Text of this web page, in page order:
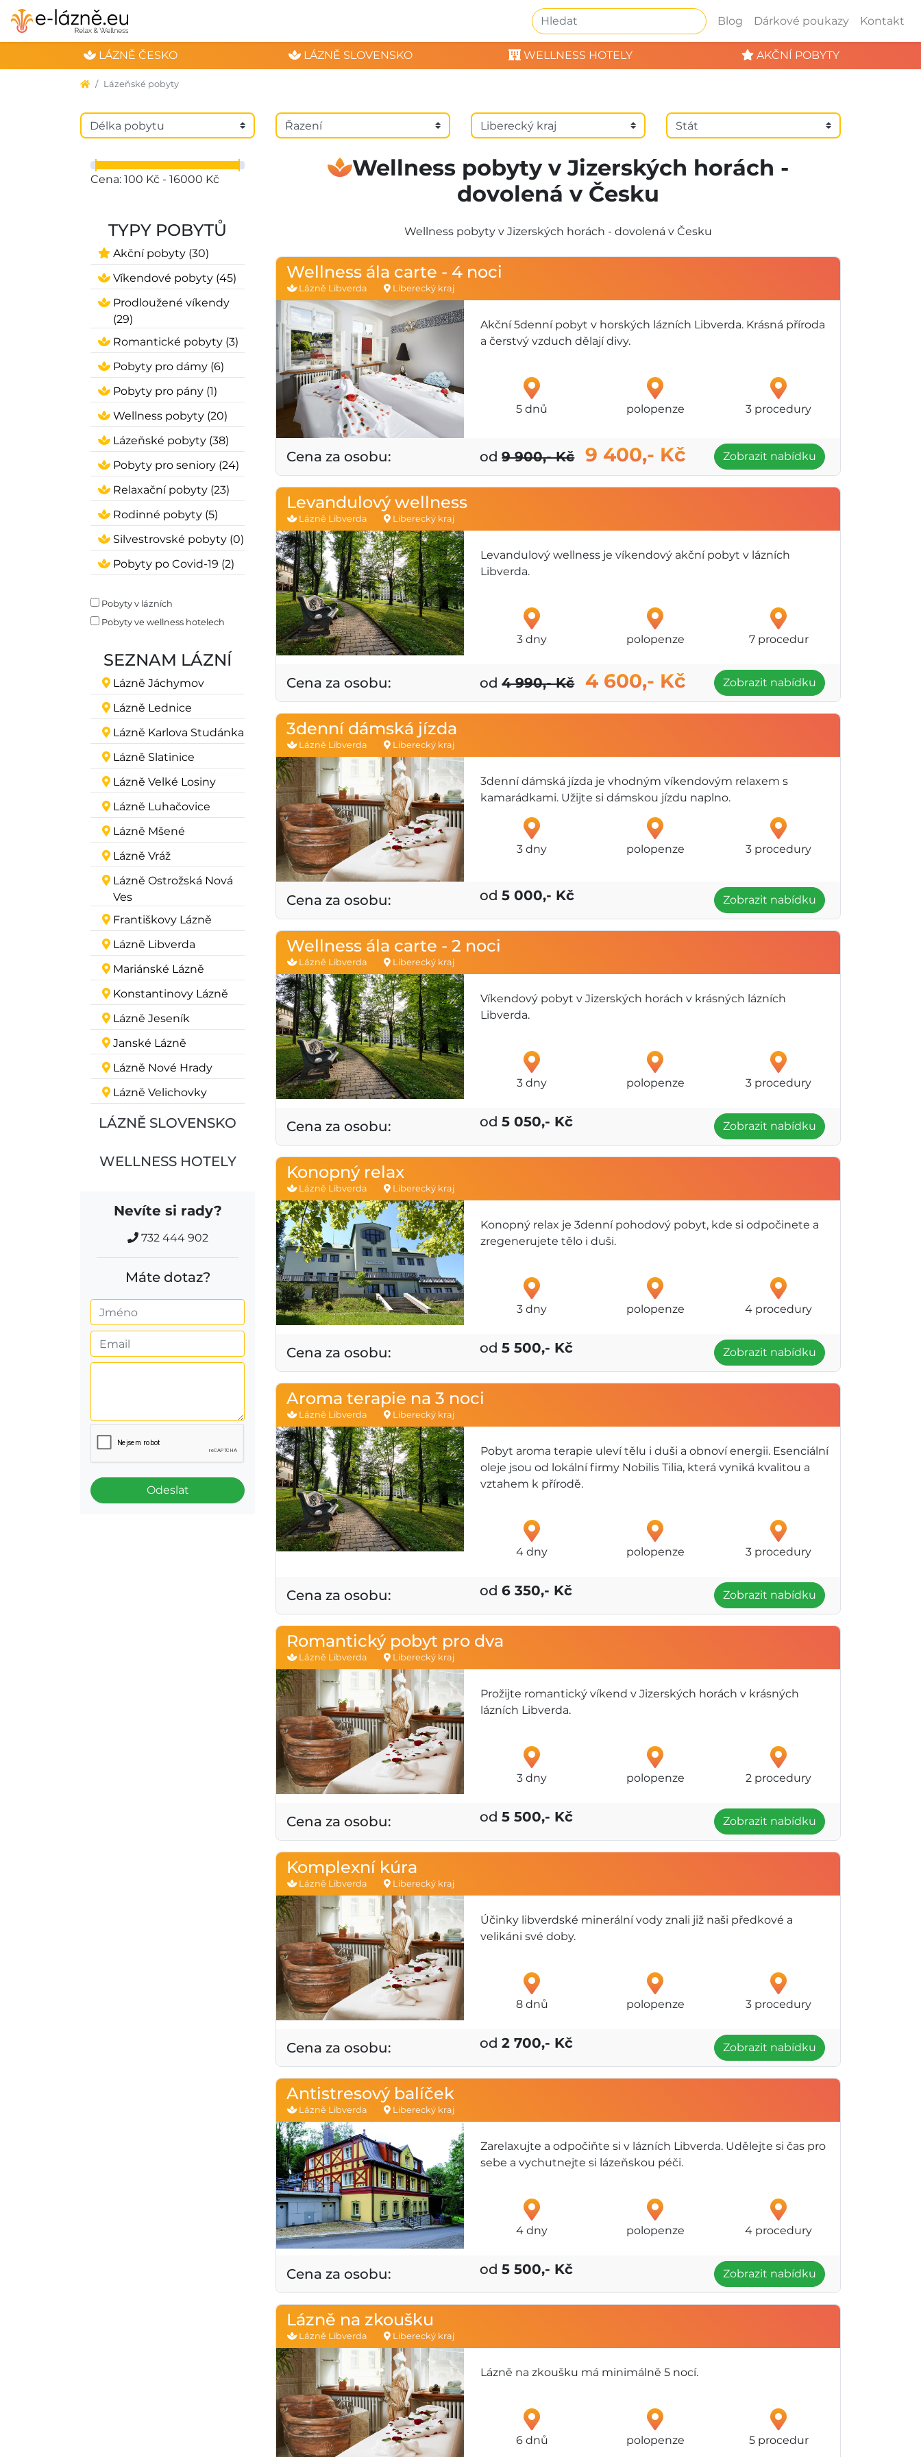
Blog Dárkové poukazy Kontakt
LÁZNĚ ČESKO LÁZNĚ SLOVENSKO WELLNESS HOTELY AKČNÍ POBYTY
Lázeňské pobyty
Cena: 100 Kč - 16000 Kč
TYPY POBYTŮ
Akční pobyty (30)
Víkendové pobyty (45)
Prodloužené víkendy
(29)
Romantické pobyty (3)
Pobyty pro dámy (6)
Pobyty pro pány (1)
Wellness pobyty (20)
Lázeňské pobyty (38)
Pobyty pro seniory (24)
Relaxační pobyty (23)
Rodinné pobyty (5)
Silvestrovské pobyty (0)
Pobyty po Covid-19 (2)
Pobyty v lázních
Pobyty ve wellness hotelech
SEZNAM LÁZNÍ
Lázně Jáchymov
Lázně Lednice
Lázně Karlova Studánka
Lázně Slatinice
Lázně Velké Losiny
Lázně Luhačovice
Lázně Mšené
Lázně Vráž
Lázně Ostrožská Nová
Ves
Františkovy Lázně
Lázně Libverda
Mariánské Lázně
Konstantinovy Lázně
Lázně Jeseník
Janské Lázně
Lázně Nové Hrady
Lázně Velichovky
LÁZNĚ SLOVENSKO
WELLNESS HOTELY
Nevíte si rady?
732 444 902
Máte dotaz?
Odeslat
Wellness pobyty v Jizerských horách -
dovolená v Česku
Wellness pobyty v Jizerských horách - dovolená v Česku
Wellness ála carte - 4 noci
Lázně Libverda Liberecký kraj
Akční 5denní pobyt v horských lázních Libverda. Krásná příroda
a čerstvý vzduch dělají divy.
5 dnů polopenze 3 procedury
Cena za osobu: od9 900,- Kč 9 400,- Kč Zobrazit nabídku
Levandulový wellness
Lázně Libverda Liberecký kraj
Levandulový wellness je víkendový akční pobyt v lázních
Libverda.
3 dny polopenze 7 procedur
Cena za osobu: od4 990,- Kč 4 600,- Kč Zobrazit nabídku
3denní dámská jízda
Lázně Libverda Liberecký kraj
3denní dámská jízda je vhodným víkendovým relaxem s
kamarádkami. Užijte si dámskou jízdu naplno.
3 dny polopenze 3 procedury
Cena za osobu: od5 000,- Kč Zobrazit nabídku
Wellness ála carte - 2 noci
Lázně Libverda Liberecký kraj
Víkendový pobyt v Jizerských horách v krásných lázních
Libverda.
3 dny polopenze 3 procedury
Cena za osobu: od5 050,- Kč Zobrazit nabídku
Konopný relax
Lázně Libverda Liberecký kraj
Konopný relax je 3denní pohodový pobyt, kde si odpočinete a
zregenerujete tělo i duši.
3 dny polopenze 4 procedury
Cena za osobu: od5 500,- Kč Zobrazit nabídku
Aroma terapie na 3 noci
Lázně Libverda Liberecký kraj
Pobyt aroma terapie uleví tělu i duši a obnoví energii. Esenciální
oleje jsou od lokální firmy Nobilis Tilia, která vyniká kvalitou a
vztahem k přírodě.
4 dny polopenze 3 procedury
Cena za osobu: od6 350,- Kč Zobrazit nabídku
Romantický pobyt pro dva
Lázně Libverda Liberecký kraj
Prožijte romantický víkend v Jizerských horách v krásných
lázních Libverda.
3 dny polopenze 2 procedury
Cena za osobu: od5 500,- Kč Zobrazit nabídku
Komplexní kúra
Lázně Libverda Liberecký kraj
Účinky libverdské minerální vody znali již naši předkové a
velikáni své doby.
8 dnů polopenze 3 procedury
Cena za osobu: od2 700,- Kč Zobrazit nabídku
Antistresový balíček
Lázně Libverda Liberecký kraj
Zarelaxujte a odpočiňte si v lázních Libverda. Udělejte si čas pro
sebe a vychutnejte si lázeňskou péči.
4 dny polopenze 4 procedury
Cena za osobu: od5 500,- Kč Zobrazit nabídku
Lázně na zkoušku
Lázně Libverda Liberecký kraj
Lázně na zkoušku má minimálně 5 nocí.
6 dnů polopenze 5 procedur